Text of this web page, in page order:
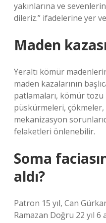
yakınlarına ve
dileriz.” ifadelerine yer
Maden
Yeraltı kömür
maden kazalarının
patlamaları, kömür tozu
püskürmeleri, çökmeler,
mekanizasyon
felaketleri önlenebilir.
Soma
aldı?
Patron 15 yıl, Can
Ramazan Doğru 22 yıl 6